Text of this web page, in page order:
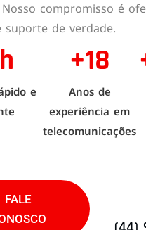
compromisso é
suporte de verdade.
e
+18
Anos de
experiência em
telecomunicações
FALE